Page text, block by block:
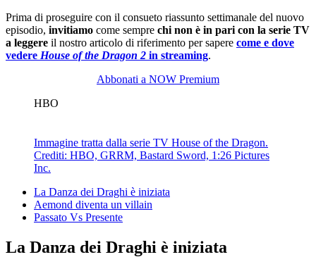
Prima di proseguire con il consueto riassunto settimanale del nuovo
episodio, invitiamo come sempre chi non è in pari con la serie TV
a leggere il nostro articolo di riferimento per sapere come e dove
vedere House of the Dragon 2 in streaming.
Abbonati a NOW Premium
HBO
Immagine tratta dalla serie TV House of the Dragon.
Crediti: HBO, GRRM, Bastard Sword, 1:26 Pictures
Inc.
La Danza dei Draghi è iniziata
Aemond diventa un villain
Passato Vs Presente
La Danza dei Draghi è iniziata